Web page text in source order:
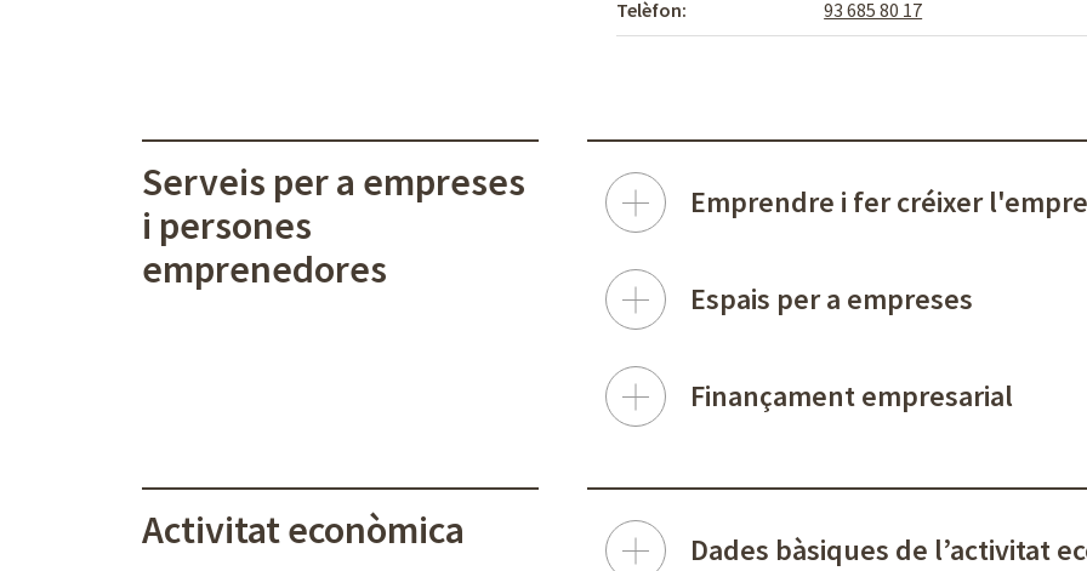
Telèfon: 93 685 80 17
Serveis per a empreses
i persones
emprenedores
Emprendre i fer créixer
Espais per a empreses
Finançament empresarial
Activitat econòmica Dades bàsiques de l’activitat